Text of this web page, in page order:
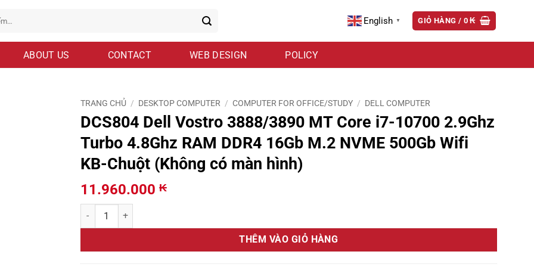
English ▼ GIỎ HÀNG / 0₭
ABOUT US CONTACT WEB DESIGN POLICY
TRANG CHỦ / DESKTOP COMPUTER / COMPUTER FOR OFFICE/STUDY / DELL COMPUTER
DCS804 Dell Vostro 3888/3890 MT Core i7-10700 2.9Ghz
Turbo 4.8Ghz RAM DDR4 16Gb M.2 NVME 500Gb Wifi
KB-Chuột (Không có màn hình)
11.960.000 ₭
DCS804 Dell Vostro 3888/3890 MT Core i7-10700 2.9Ghz Turbo 4.8Ghz RAM DDR4 16Gb M.2 NVME 500Gb Wifi KB-
THÊM VÀO GIỎ HÀNG